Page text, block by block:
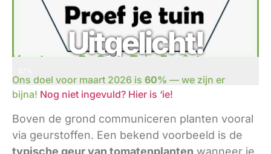
Uitgelicht!
Voortgang: De Grote Tuin-Enqûete
Ons doel voor maart 2026 is 60% — we zijn er
bijna! Nog niet ingevuld? Hier is ‘ie!
Boven de grond communiceren planten vooral
via geurstoffen. Een bekend voorbeeld is de
typische geur van tomatenplanten wanneer je